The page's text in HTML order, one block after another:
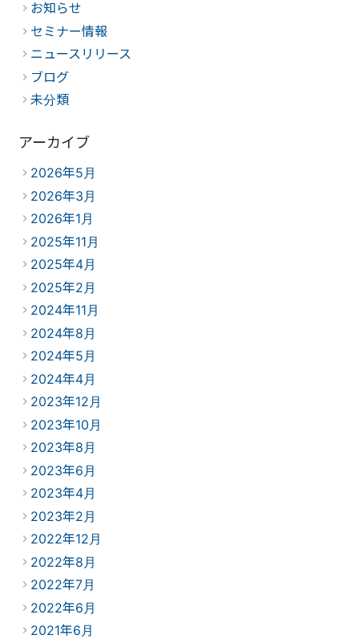
お知らせ
セミナー情報
ニュースリリース
ブログ
未分類
アーカイブ
2026年5月
2026年3月
2026年1月
2025年11月
2025年4月
2025年2月
2024年11月
2024年8月
2024年5月
2024年4月
2023年12月
2023年10月
2023年8月
2023年6月
2023年4月
2023年2月
2022年12月
2022年8月
2022年7月
2022年6月
2021年6月